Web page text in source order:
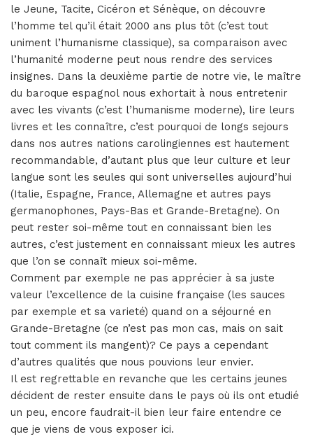
le Jeune, Tacite, Cicéron et Sénèque, on découvre
l’homme tel qu’il était 2000 ans plus tôt (c’est tout
uniment l’humanisme classique), sa comparaison avec
l’humanité moderne peut nous rendre des services
insignes. Dans la deuxième partie de notre vie, le maître
du baroque espagnol nous exhortait à nous entretenir
avec les vivants (c’est l’humanisme moderne), lire leurs
livres et les connaître, c’est pourquoi de longs sejours
dans nos autres nations carolingiennes est hautement
recommandable, d’autant plus que leur culture et leur
langue sont les seules qui sont universelles aujourd’hui
(Italie, Espagne, France, Allemagne et autres pays
germanophones, Pays-Bas et Grande-Bretagne). On
peut rester soi-même tout en connaissant bien les
autres, c’est justement en connaissant mieux les autres
que l’on se connaît mieux soi-même.
Comment par exemple ne pas apprécier à sa juste
valeur l’excellence de la cuisine française (les sauces
par exemple et sa varieté) quand on a séjourné en
Grande-Bretagne (ce n’est pas mon cas, mais on sait
tout comment ils mangent)? Ce pays a cependant
d’autres qualités que nous pouvions leur envier.
Il est regrettable en revanche que les certains jeunes
décident de rester ensuite dans le pays où ils ont etudié
un peu, encore faudrait-il bien leur faire entendre ce
que je viens de vous exposer ici.